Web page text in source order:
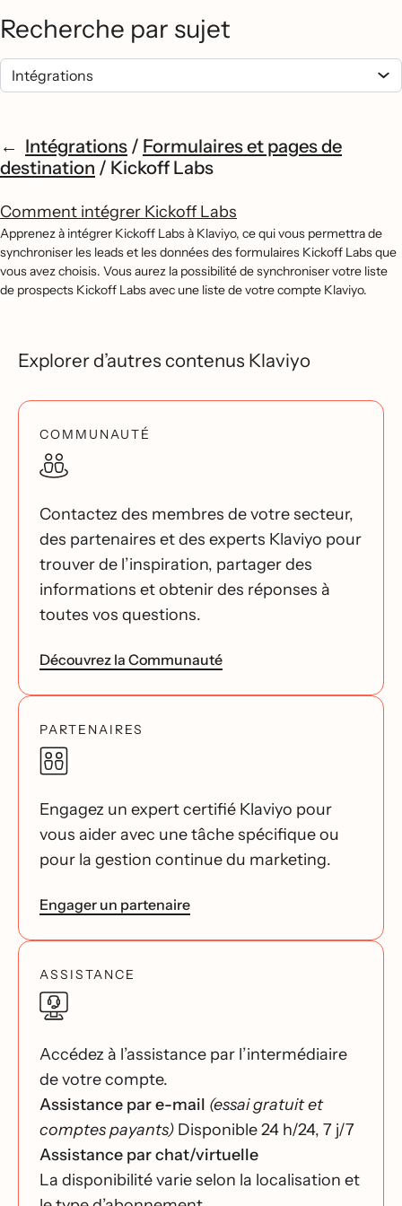
Recherche par sujet
Intégrations / Formulaires et pages de
destination / Kickoff Labs
Comment intégrer Kickoff Labs
Apprenez à intégrer Kickoff Labs à Klaviyo, ce qui vous permettra de
synchroniser les leads et les données des formulaires Kickoff Labs que
vous avez choisis. Vous aurez la possibilité de synchroniser votre liste
de prospects Kickoff Labs avec une liste de votre compte Klaviyo.
Explorer d’autres contenus Klaviyo
COMMUNAUTÉ
Contactez des membres de votre secteur,
des partenaires et des experts Klaviyo pour
trouver de l’inspiration, partager des
informations et obtenir des réponses à
toutes vos questions.
Découvrez la Communauté
PARTENAIRES
Engagez un expert certifié Klaviyo pour
vous aider avec une tâche spécifique ou
pour la gestion continue du marketing.
Engager un partenaire
ASSISTANCE
Accédez à l’assistance par l’intermédiaire
de votre compte.
Assistance par e-mail (essai gratuit et
comptes payants) Disponible 24 h/24, 7 j/7
Assistance par chat/virtuelle
La disponibilité varie selon la localisation et